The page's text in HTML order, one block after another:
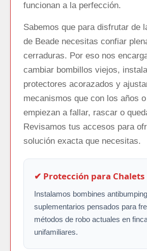
funcionan a la perfección.
Sabemos que para disfrutar de
de Beade necesitas confiar
cerraduras. Por eso nos
cambiar bombillos viejos,
protectores acorazados y
mecanismos que con los años
empiezan a fallar, rascar o
Revisamos tus accesos para
solución exacta que necesitas.
✔ Protección para Chalets
Instalamos bombines
suplementarios pensados para
métodos de robo actuales en
unifamiliares.